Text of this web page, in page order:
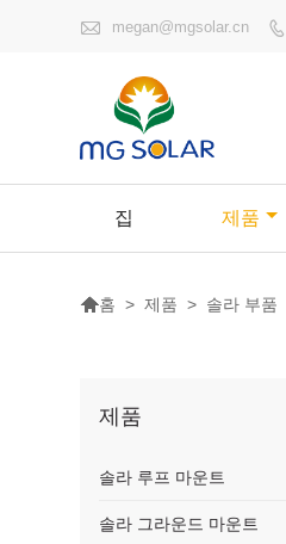
 megan@mgsolar.cn 
집 제품
홈 > 제품 > 솔라 부품
제품
솔라 루프 마운트
솔라 그라운드 마운트